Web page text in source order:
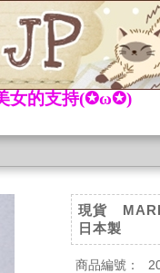
現貨
日本製
商品編號：
女的支持(✪ω✪)